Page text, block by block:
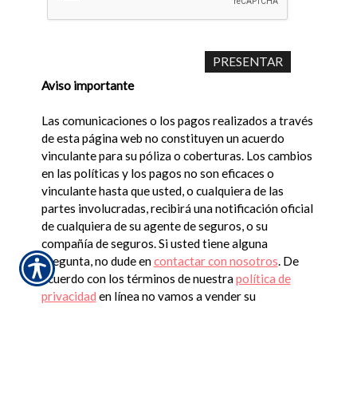
Aviso importante
Las comunicaciones o los pagos realizados a través
de esta página web no constituyen un acuerdo
vinculante para su póliza o coberturas. Los cambios
en las políticas y los pagos no son eficaces o
vinculante hasta que usted, o cualquiera de las
partes involucradas, recibirá una notificación oficial
de cualquiera de su agente de seguros, o su
compañía de seguros. Si usted tiene alguna
pregunta, no dude encontactar con nosotros. De
acuerdo con los términos de nuestrapolítica de
privacidad en línea no vamos a vender su